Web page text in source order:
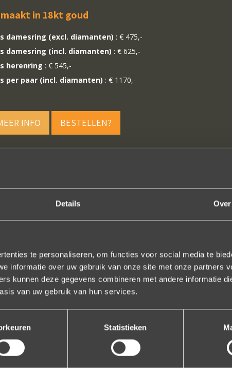
Details Over
te personaliseren, om functies voor social media te
informatie over uw gebruik van onze site met onze partners
kunnen deze gegevens combineren met andere informatie
van uw gebruik van hun services.
Statistieken
in 18kt goud
damesring (excl. diamanten) : € 475,-
damesring (incl. diamanten) : € 625,-
herenring : € 545,-
per paar (incl. diamanten) : € 1170,-
INFO BESTELLEN?
professioneel team, persoonlijk en warm onthaal, verzorgde
van de bestelling, permanent contact per email tot het versturen
het buitenland). Alles tip top en dat mag hoog en duidelijk gezegd